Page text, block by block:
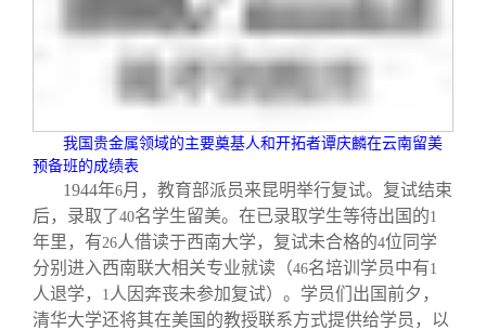
我国贵金属领域的主要奠基人和开拓者谭庆麟在云南留美
预备班的成绩表
1944年6月，教育部派员来昆明举行复试。复试结束
后，录取了40名学生留美。在已录取学生等待出国的1
年里，有26人借读于西南大学，复试未合格的4位同学
分别进入西南联大相关专业就读（46名培训学员中有1
人退学， 1 人因奔丧未参加复试）。学员们出国前夕，
清华大学还将其在美国的教授联系方式提供给学员，以